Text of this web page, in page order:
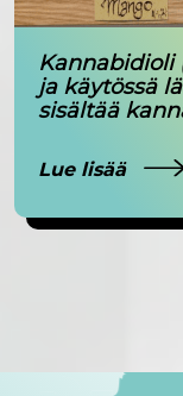
Kannabidioli
ja käytössä
sisältää
Lue lisää